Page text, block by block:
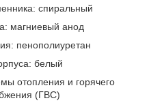
спиральный
магниевый анод
пенополиуретан
белый
отопления и горячего
(ГВС)